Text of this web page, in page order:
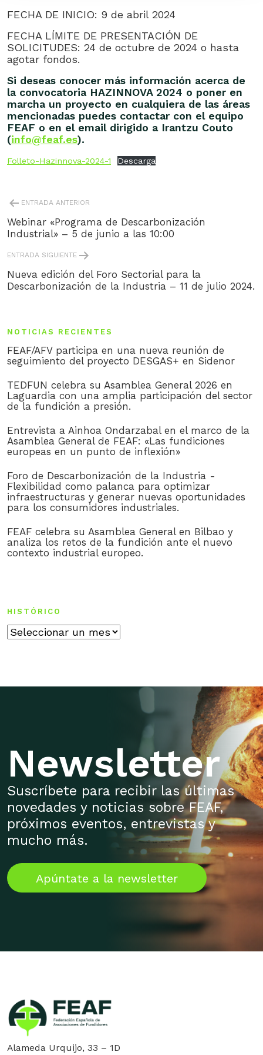
FECHA DE INICIO: 9 de abril 2024
FECHA LÍMITE DE PRESENTACIÓN DE
SOLICITUDES: 24 de octubre de 2024 o hasta
agotar fondos.
Si deseas conocer más información acerca de
la convocatoria HAZINNOVA 2024 o poner en
marcha un proyecto en cualquiera de las áreas
mencionadas puedes contactar con el equipo
FEAF o en el email dirigido a Irantzu Couto
(info@feaf.es).
Folleto-Hazinnova-2024-1 Descarga
NAVEGACIÓN
DE
ENTRADAS
ENTRADA ANTERIOR
Webinar «Programa de Descarbonización
Industrial» – 5 de junio a las 10:00
ENTRADA SIGUIENTE
Nueva edición del Foro Sectorial para la
Descarbonización de la Industria – 11 de julio 2024.
NOTICIAS RECIENTES
FEAF/AFV participa en una nueva reunión de
seguimiento del proyecto DESGAS+ en Sidenor
TEDFUN celebra su Asamblea General 2026 en
Laguardia con una amplia participación del sector
de la fundición a presión.
Entrevista a Ainhoa Ondarzabal en el marco de la
Asamblea General de FEAF: «Las fundiciones
europeas en un punto de inflexión»
Foro de Descarbonización de la Industria -
Flexibilidad como palanca para optimizar
infraestructuras y generar nuevas oportunidades
para los consumidores industriales.
FEAF celebra su Asamblea General en Bilbao y
analiza los retos de la fundición ante el nuevo
contexto industrial europeo.
HISTÓRICO
Histórico
Newsletter
Suscríbete para recibir las últimas
novedades y noticias sobre FEAF,
próximos eventos, entrevistas y
mucho más.
Apúntate a la newsletter
Alameda Urquijo, 33 – 1D